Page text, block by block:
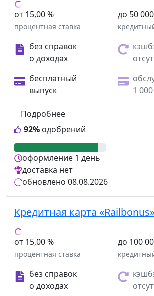
от 15,00 %
процентная ставка
до 50
без справок
о доходах
бесплатный
выпуск
1
92% одобрений
Подробнее
оформление 1 день
доставка нет
обновлено 08.08.2026
Кредитная карта
от 15,00 %
процентная ставка
до 100
без справок
о доходах